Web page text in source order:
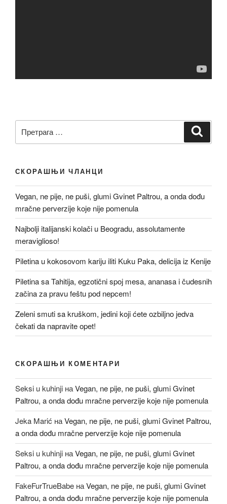
за:
СКОРАШЊИ ЧЛАНЦИ
Vegan, ne pije, ne puši, glumi Gvinet Paltrou, a onda dođu
mračne perverzije koje nije pomenula
Najbolji italijanski kolači u Beogradu, assolutamente
meraviglioso!
Piletina u kokosovom kariju iliti Kuku Paka, delicija iz Kenije
Piletina sa Tahitija, egzotični spoj mesa, ananasa i čudesnih
začina za pravu feštu pod nepcem!
Zeleni smuti sa kruškom, jedini koji ćete ozbiljno jedva
čekati da napravite opet!
СКОРАШЊИ КОМЕНТАРИ
Seksi u kuhinji наVegan, ne pije, ne puši, glumi Gvinet
Paltrou, a onda dođu mračne perverzije koje nije pomenula
Jeka Marić наVegan, ne pije, ne puši, glumi Gvinet Paltrou,
a onda dođu mračne perverzije koje nije pomenula
Seksi u kuhinji наVegan, ne pije, ne puši, glumi Gvinet
Paltrou, a onda dođu mračne perverzije koje nije pomenula
FakeFurTrueBabe наVegan, ne pije, ne puši, glumi Gvinet
Paltrou, a onda dođu mračne perverzije koje nije pomenula